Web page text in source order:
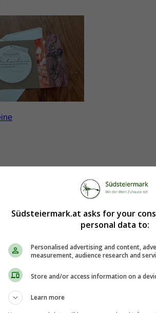
in der Südsteiermark
Südsteiermark.at asks for your
personal data to:
Personalised advertising and content,
measurement, audience research and
Store and/or access information on a
Learn more